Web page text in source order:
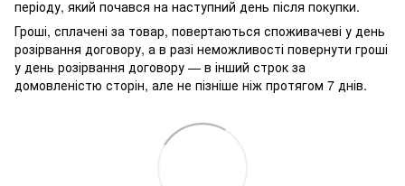
періоду, який почався на наступний день після покупки.
Гроші, сплачені за товар, повертаються споживачеві у день
розірвання договору, а в разі неможливості повернути гроші
у день розірвання договору — в інший строк за
домовленістю сторін, але не пізніше ніж протягом 7 днів.